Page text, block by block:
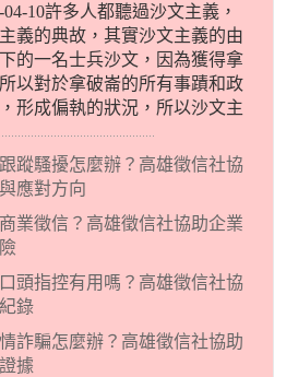
10許多人都聽過沙文主義，
義的典故，其實沙文主義的由
的一名士兵沙文，因為獲得拿
以對於拿破崙的所有事蹟和政
形成偏執的狀況，所以沙文主
指偏見和歧視，而且有沙文主
對於自己的國家和民族有超強
瞧不起其他國家的人，所以沙
蹤騷擾怎麼辦？高雄徵信社協
應對方向
業徵信？高雄徵信社協助企業
頭指控有用嗎？高雄徵信社協
錄
詐騙怎麼辦？高雄徵信社協助
據